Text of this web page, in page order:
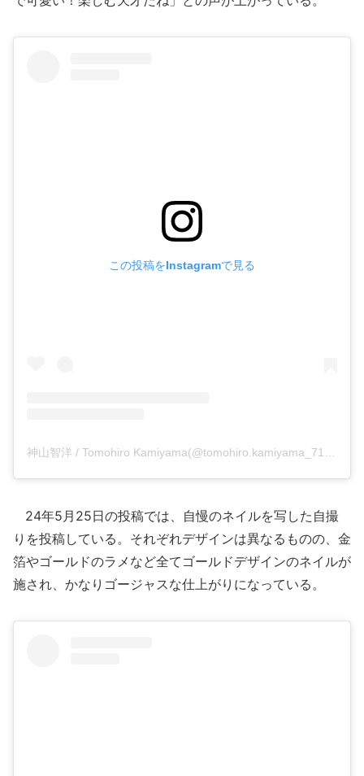
この投稿をInstagramで見る
神山智洋 / Tomohiro Kamiyama(@tomohiro.kamiyama_71)がシェアした投稿
24年5月25日の投稿では、自慢のネイルを写した自撮
りを投稿している。それぞれデザインは異なるものの、金
箔やゴールドのラメなど全てゴールドデザインのネイルが
施され、かなりゴージャスな仕上がりになっている。